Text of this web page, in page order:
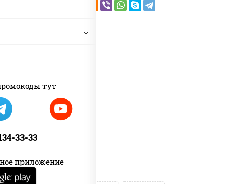
тут
33-33
приложение